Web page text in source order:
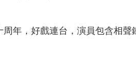
周年，好戲連台，演員包含相聲